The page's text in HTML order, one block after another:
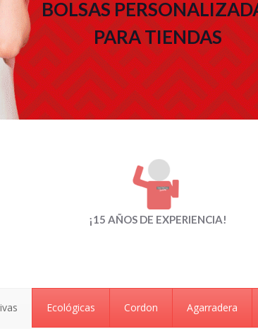
BOLSAS
PARA TIENDAS
¡15 AÑOS DE EXPERIENCIA!
Ecológicas Cordon Agarradera